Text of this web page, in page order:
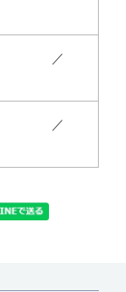
上高 ／
上高 ／